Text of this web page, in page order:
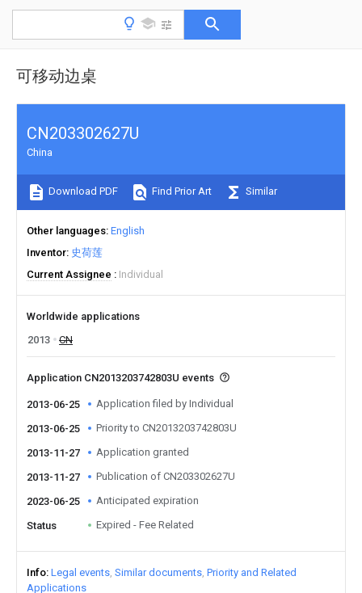
可移动边桌
CN203302627U
China
Download PDF Find Prior Art Similar
Other languages English
Inventor 史荷莲
Current Assignee
Individual
Worldwide applications
2013
CN
Application CN2013203742803U events
2013-06-25 Application filed by Individual
2013-06-25 Priority to CN2013203742803U
2013-11-27 Application granted
2013-11-27 Publication of CN203302627U
2023-06-25 Anticipated expiration
Status Expired - Fee Related
Info Legal events Similar documents Priority and Related
Applications